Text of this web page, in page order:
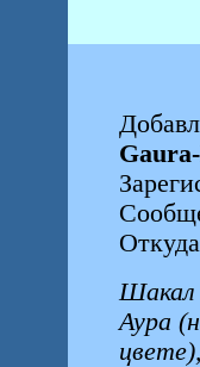
Шакал
Аура